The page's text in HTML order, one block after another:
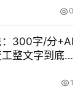
0
：300字/分+AI
整文字到底
1